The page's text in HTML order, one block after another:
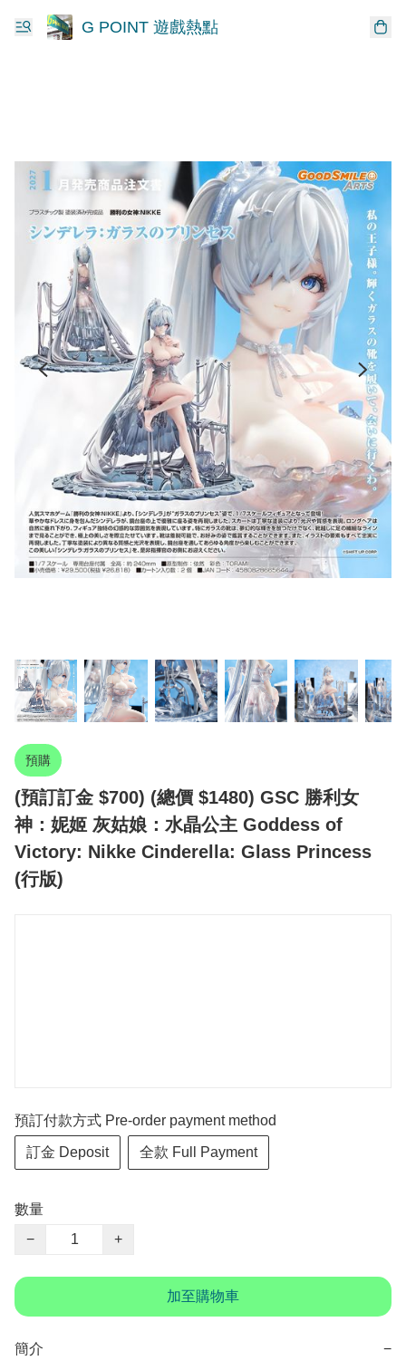
G POINT 遊戲熱點
預購
(預訂訂金 $700) (總價 $1480) GSC 勝利女
神：妮姬 灰姑娘：水晶公主 Goddess of
Victory: Nikke Cinderella: Glass Princess
(行版)
預訂付款方式 Pre-order payment method
訂金 Deposit 全款 Full Payment
數量
−
+
加至購物車
簡介 −